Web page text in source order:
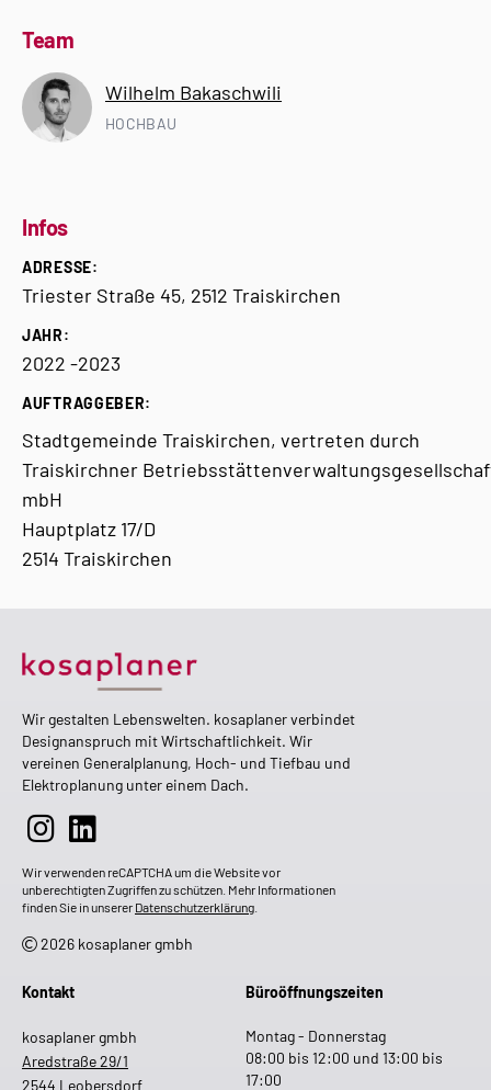
Team
Wilhelm Bakaschwili
HOCHBAU
Infos
ADRESSE:
Triester Straße 45, 2512 Traiskirchen
JAHR:
2022 -2023
AUFTRAGGEBER:
Stadtgemeinde Traiskirchen, vertreten durch
Traiskirchner
mbH
Hauptplatz 17/D
2514 Traiskirchen
Wir gestalten Lebenswelten. kosaplaner verbindet
Designanspruch mit Wirtschaftlichkeit. Wir
vereinen Generalplanung, Hoch- und Tiefbau und
Elektroplanung unter einem Dach.
Wir verwenden reCAPTCHA um die Website vor
unberechtigten Zugriffen zu schützen. Mehr Informationen
finden Sie in unserer Datenschutzerklärung
2026 kosaplaner gmbh
Kontakt
kosaplaner gmbh
Aredstraße 29/1
2544 Leobersdorf
Büroöffnungszeiten
Montag - Donnerstag
08:00 bis 12:00 und 13:00 bis
17:00